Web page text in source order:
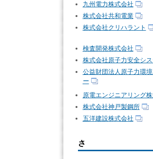
九州電力株式会社
株式会社共和電業
株式会社クリハラント
検査開発株式会社
株式会社原子力安全シ
公益財団法人原子力環
ー
原電エンジニアリング
株式会社神戸製鋼所
五洋建設株式会社
さ